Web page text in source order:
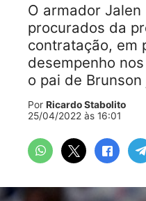
O armador
procurados da
contratação, em
desempenho
o pai de
Por Ricardo Stabolito
25/04/2022 às 16:01